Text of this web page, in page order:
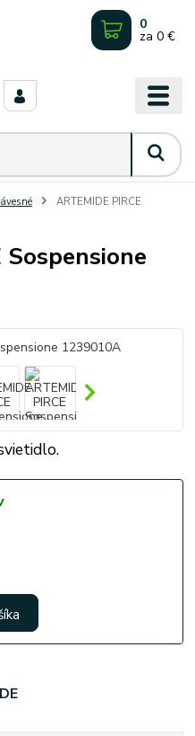
0
za 0 €
ARTEMIDE PIRCE
Sospensione